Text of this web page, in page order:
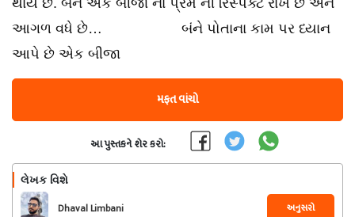
થાય છે. બંને એક બીજા ના પ્રેમ ની રિસ્પેક્ટ રાખે છે અને
આગળ વધે છે… બંને પોતાના કામ પર ધ્યાન
આપે છે એક બીજા
મફત વાંચો
આ પુસ્તકને શેર કરો:
લેખક વિશે
Dhaval Limbani અનુસરો